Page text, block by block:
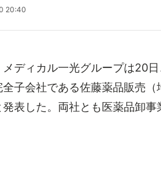
20:40
ディカル一光グループは20
全子会社である佐藤薬品販売
発表した。両社とも医薬品卸事